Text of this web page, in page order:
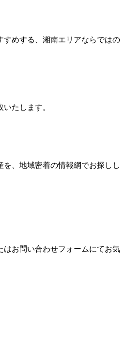
すめする、湘南エリアならではの
たします。
を、地域密着の情報網でお探しし
はお問い合わせフォームにてお気